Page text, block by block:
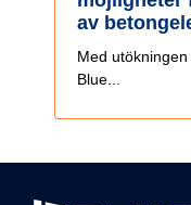
av
Med
Blue...